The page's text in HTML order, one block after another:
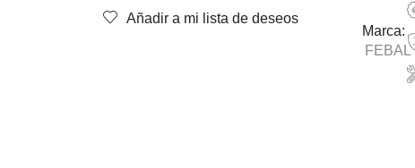
Añadir a mi lista de deseos
Marca:
FEBAL